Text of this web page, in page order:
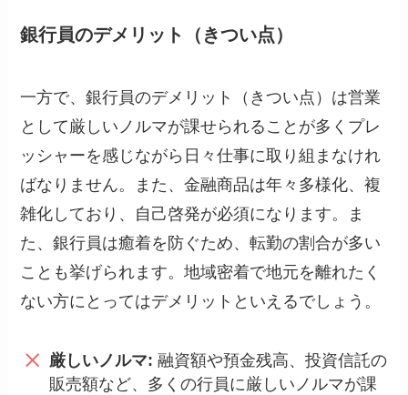
銀行員のデメリット（きつい点）
一方で、銀行員のデメリット（きつい点）は営業
として厳しいノルマが課せられることが多くプレ
ッシャーを感じながら日々仕事に取り組まなけれ
ばなりません。また、金融商品は年々多様化、複
雑化しており、自己啓発が必須になります。ま
た、銀行員は癒着を防ぐため、転勤の割合が多い
ことも挙げられます。地域密着で地元を離れたく
ない方にとってはデメリットといえるでしょう。
厳しいノルマ: 融資額や預金残高、投資信託の
販売額など、多くの行員に厳しいノルマが課